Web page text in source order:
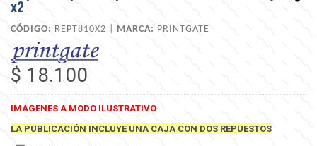
x2
CÓDIGO: REPT810X2 | MARCA: PRINTGATE
$ 18.100
IMÁGENES A MODO ILUSTRATIVO
LA PUBLICACIÓN INCLUYE UNA CAJA CON DOS REPUESTOS